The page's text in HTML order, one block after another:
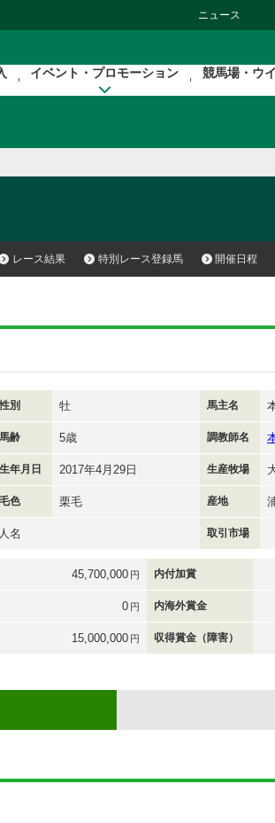
ニュース
イベント・プロモーション 競馬場・ウ
レース結果 特別レース登録馬 開催日程
性別 牡 馬主名
馬齢 5歳 調教師名
生年月日 2017年4月29日 生産牧場
毛色 栗毛 産地
名 取引市場
45,700,000 円 内付加賞
0 円 内海外賞金
15,000,000 円 収得賞金（障害）